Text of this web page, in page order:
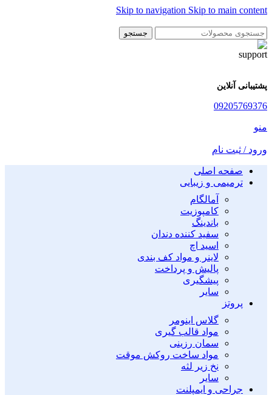
Skip to navigation Skip to main content
جستجو
پشتیبانی آنلاین
09205769376
منو
ورود / ثبت نام
صفحه اصلی
ترمیمی و زیبایی
آمالگام
کامپوزیت
باندینگ
سفید کننده دندان
اسید اچ
لاینر و مواد کف بندی
پالیش و پرداخت
پیشگیری
سایر
پروتز
گلاس اینومر
مواد قالب گیری
سمان رزینی
مواد ساخت روکش موقت
نخ زیر لثه
سایر
جراحی و ایمپلنت